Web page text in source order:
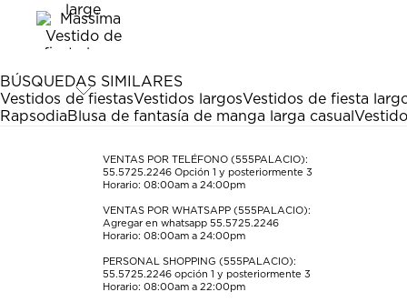
el
artículo
con
estrella
Esta
acción
abrirá
formulario
el
artículo
con
estrellas.
Esta
acción
abrirá
formulario
de
estrellas.
Esta
acción
abrirá
formulario
de
estrellas.
Esta
acción
abrirá
formulario
de
Esta
acción
abrirá
formulario
de
envío.
BÚSQUEDAS SIMILARES
Vestidos de fiestasVestidos largosVestidos de fiesta
RapsodiaBlusa de fantasía de manga larga casual
VENTAS POR TELÉFONO (555PALACIO):
55.5725.2246 Opción 1 y posteriormente 3
Horario: 08:00am a 24:00pm
VENTAS POR WHATSAPP (555PALACIO):
Agregar en whatsapp 55.5725.2246
Horario: 08:00am a 24:00pm
PERSONAL SHOPPING (555PALACIO):
55.5725.2246 opción 1 y posteriormente 3
Horario: 08:00am a 22:00pm